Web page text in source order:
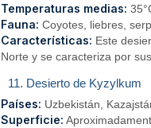
Temperaturas medias:
Fauna: Coyotes, liebres,
Características: Este
Norte y se caracteriza por
11. Desierto de Kyzylkum
Países: Uzbekistán,
Superficie: